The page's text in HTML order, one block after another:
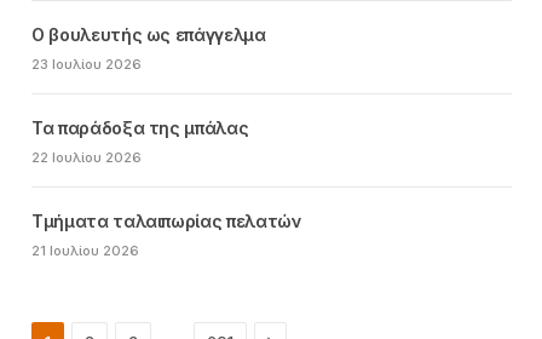
Ο βουλευτής ως επάγγελμα
23 Ιουλίου 2026
Τα παράδοξα της μπάλας
22 Ιουλίου 2026
Τμήματα ταλαιπωρίας πελατών
21 Ιουλίου 2026